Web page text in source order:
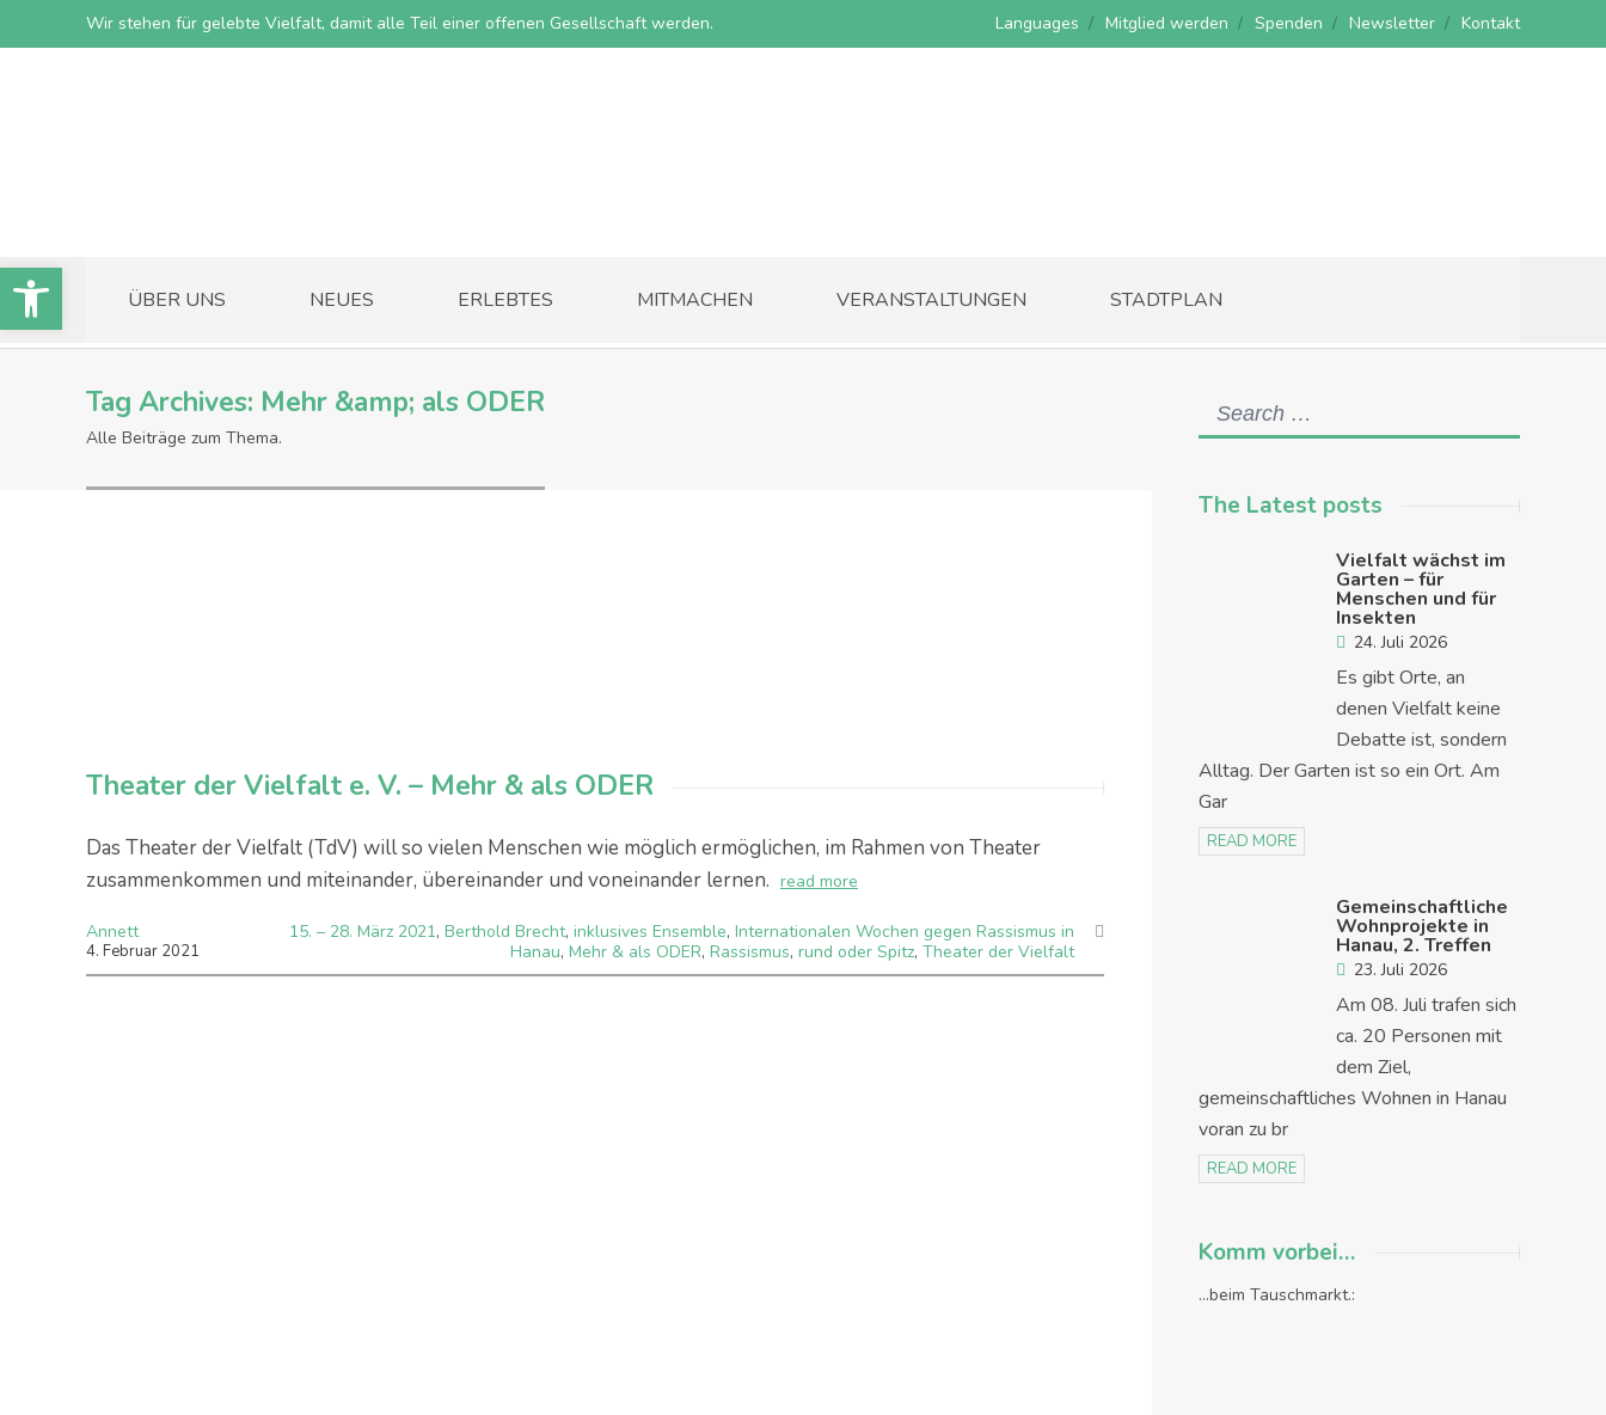
Wir stehen für gelebte Vielfalt, damit alle Teil einer offenen Gesellschaft werden. Languages Mitglied werden Spenden Newsletter Kontakt
ÜBER UNS NEUES ERLEBTES MITMACHEN VERANSTALTUNGEN STADTPLAN
Tag Archives: Mehr &amp; als ODER
Alle Beiträge zum Thema.
Theater der Vielfalt e. V. – Mehr & als ODER
Das Theater der Vielfalt (TdV) will so vielen Menschen wie möglich ermöglichen, im Rahmen von Theater
zusammenkommen und miteinander, übereinander und voneinander lernen. read more
Annett
4. Februar 2021
15. – 28. März 2021, Berthold Brecht, inklusives Ensemble, Internationalen Wochen gegen Rassismus in
Hanau, Mehr & als ODER, Rassismus, rund oder Spitz, Theater der Vielfalt
The Latest posts
Vielfalt wächst im
Garten – für
Menschen und für
Insekten
24. Juli 2026
Es gibt Orte, an
denen Vielfalt keine
Debatte ist, sondern
Alltag. Der Garten ist so ein Ort. Am
Gar
READ MORE
Gemeinschaftliche
Wohnprojekte in
Hanau, 2. Treffen
23. Juli 2026
Am 08. Juli trafen sich
ca. 20 Personen mit
dem Ziel,
gemeinschaftliches Wohnen in Hanau
voran zu br
READ MORE
Komm vorbei…
...beim Tauschmarkt.:
Open toolbar